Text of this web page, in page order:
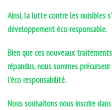
Ainsi, la lutte contre les nuisibles
développement éco-responsable.
Bien que ces nouveaux
répandus, nous sommes
l’éco responsabilité.
Nous souhaitons nous inscrire